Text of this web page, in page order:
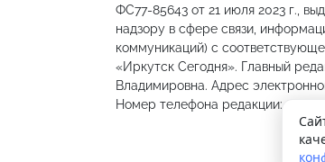
ФС77-85643 от 21 июля 2023 г.,
надзору в сфере связи,
коммуникаций) с
«Иркутск Сегодня». Главный
Владимировна. Адрес
Номер телефона редакции: